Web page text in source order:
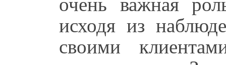
исходя из
своими